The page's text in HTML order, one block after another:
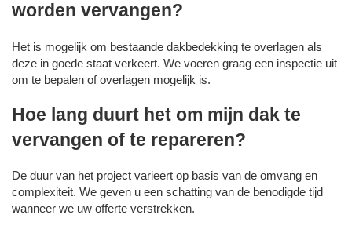
worden vervangen?
Het is mogelijk om bestaande dakbedekking te overlagen als
deze in goede staat verkeert. We voeren graag een inspectie uit
om te bepalen of overlagen mogelijk is.
Hoe lang duurt het om mijn dak te
vervangen of te repareren?
De duur van het project varieert op basis van de omvang en
complexiteit. We geven u een schatting van de benodigde tijd
wanneer we uw offerte verstrekken.